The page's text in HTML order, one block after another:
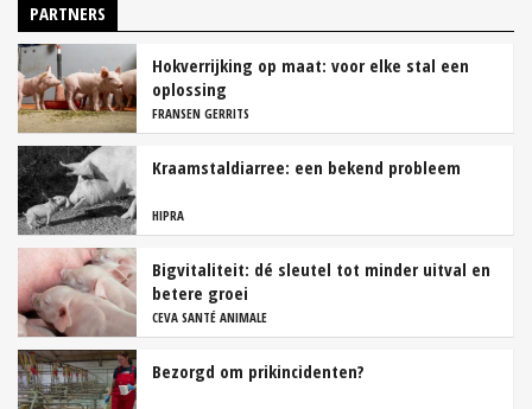
PARTNERS
Hokverrijking op maat: voor elke stal een
oplossing
FRANSEN GERRITS
Kraamstaldiarree: een bekend probleem
HIPRA
Bigvitaliteit: dé sleutel tot minder uitval en
betere groei
CEVA SANTÉ ANIMALE
Bezorgd om prikincidenten?